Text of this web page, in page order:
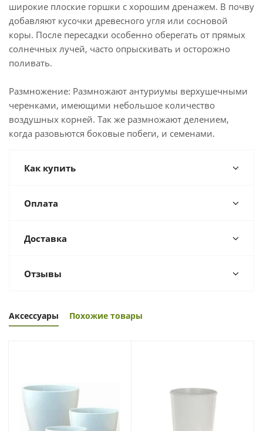
широкие плоские горшки с хорошим дренажем. В почву
добавляют кусочки древесного угля или сосновой
коры. После пересадки особенно оберегать от прямых
солнечных лучей, часто опрыскивать и осторожно
поливать.
Размножение: Размножают антуриумы верхушечными
черенками, имеющими небольшое количество
воздушных корней. Так же размножают делением,
когда разовьются боковые побеги, и семенами.
Как купить
Оплата
Доставка
Отзывы
Аксессуары Похожие товары